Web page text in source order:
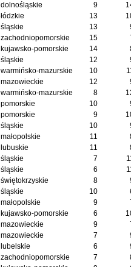
dolnośląskie 9
łódzkie 13
śląskie 13
zachodniopomorskie 15
kujawsko-pomorskie 14
śląskie 12
warmińsko-mazurskie 10
mazowieckie 12
warmińsko-mazurskie 8
pomorskie 10
pomorskie 9
śląskie 10
małopolskie 11
lubuskie 11
śląskie 7
śląskie 6
świętokrzyskie 8
śląskie 10
małopolskie 9
kujawsko-pomorskie 6
mazowieckie 9
mazowieckie 7
lubelskie 6
zachodniopomorskie 7